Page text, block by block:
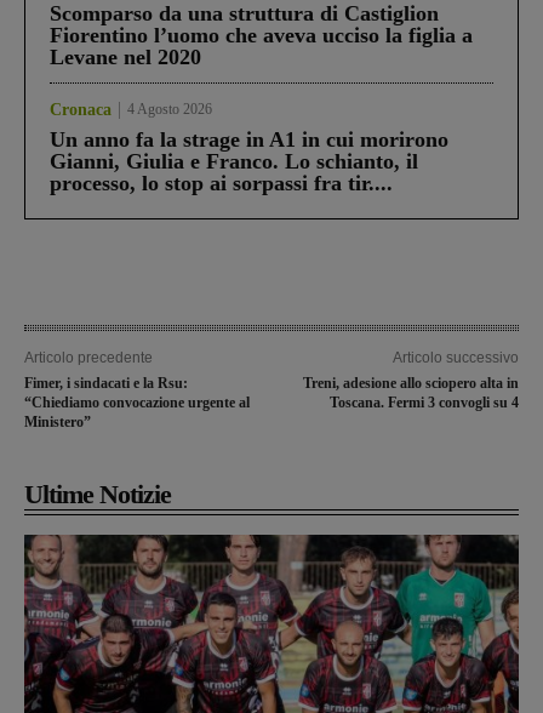
Scomparso da una struttura di Castiglion
Fiorentino l’uomo che aveva ucciso la figlia a
Levane nel 2020
Cronaca 4 Agosto 2026
Un anno fa la strage in A1 in cui morirono
Gianni, Giulia e Franco. Lo schianto, il
processo, lo stop ai sorpassi fra tir....
Articolo precedente
Fimer, i sindacati e la Rsu:
“Chiediamo convocazione urgente al
Ministero”
Articolo successivo
Treni, adesione allo sciopero alta in
Toscana. Fermi 3 convogli su 4
Ultime Notizie